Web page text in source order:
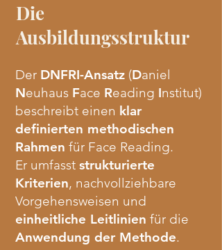
Die
Ausbildungsstruktur
Der DNFRI-Ansatz (Daniel
Neuhaus Face Reading Institut)
beschreibt einen klar
definierten methodischen
Rahmen für Face Reading.
Er umfasst strukturierte
Kriterien, nachvollziehbare
Vorgehensweisen und
einheitliche Leitlinien für die
Anwendung der Methode.